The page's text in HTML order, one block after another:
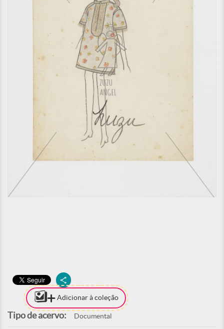
Adicionar à coleção
Tipo de acervo: Documental